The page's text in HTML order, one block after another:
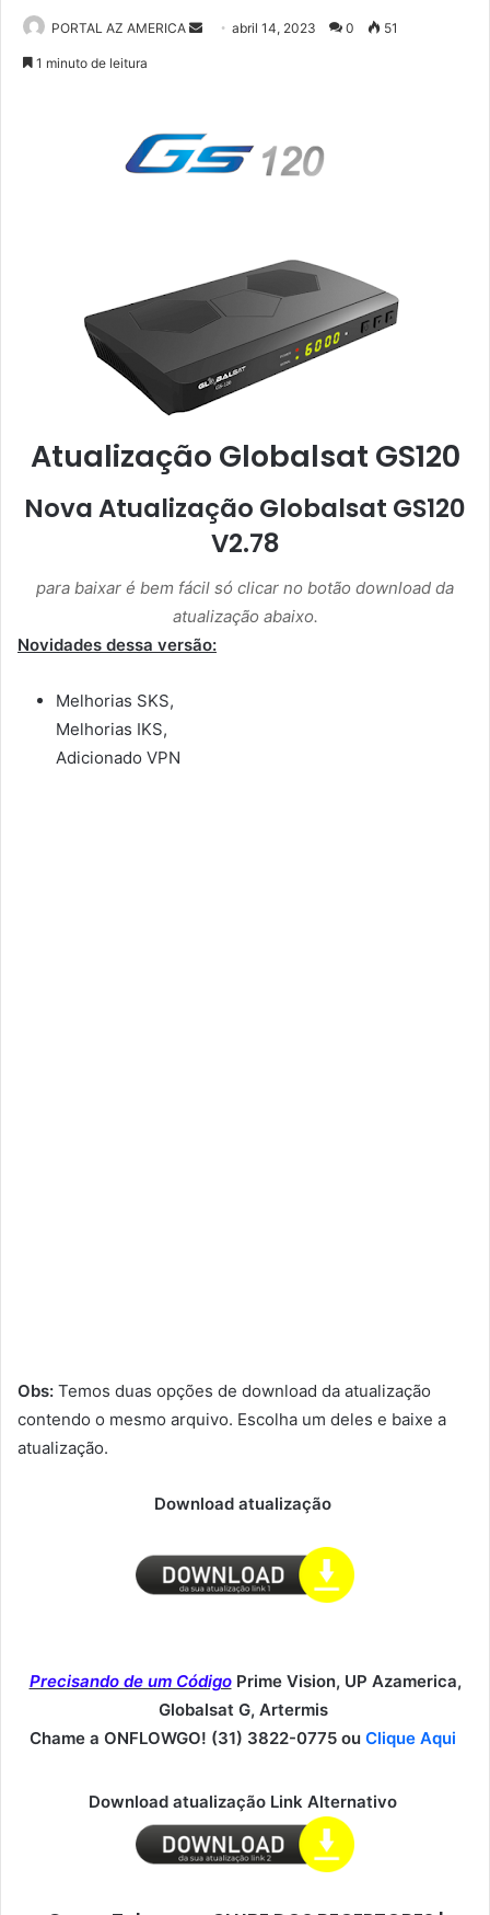
PORTAL AZ AMERICA
e
u
abril 14, 2023 0 51
1 minuto de leitura
Atualização Globalsat GS120
Nova Atualização Globalsat GS120
V2.78
para baixar é bem fácil só clicar no botão download da
atualização abaixo.
Novidades dessa versão:
Melhorias SKS,
Melhorias IKS,
Adicionado VPN
Obs: Temos duas opções de download da atualização
contendo o mesmo arquivo. Escolha um deles e baixe a
atualização.
Download atualização
Precisando de um Código Prime Vision, UP Azamerica,
Globalsat G, Artermis
Chame a ONFLOWGO! (31) 3822-0775 ou Clique Aqui
Download atualização Link Alternativo